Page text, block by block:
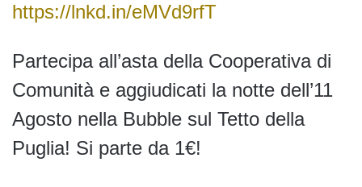
https://lnkd.in/eMVd9rfT
Partecipa all’asta della Cooperativa di
Comunità e aggiudicati la notte dell’11
Agosto nella Bubble sul Tetto della
Puglia! Si parte da 1€!